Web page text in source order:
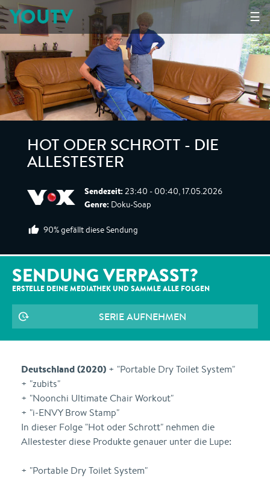
☰
YOUTV
HOT ODER SCHROTT - DIE
ALLESTESTER
Sendezeit: 23:40 - 00:40, 17.05.2026
Genre: Doku-Soap
90% gefällt diese Sendung
SENDUNG VERPASST?
ERSTELLE DEINE MEDIATHEK UND SAMMLE ALLE FOLGEN
SERIE AUFNEHMEN
Deutschland (2020) + "Portable Dry Toilet System"
+ "zubits"
+ "Noonchi Ultimate Chair Workout"
+ "i-ENVY Brow Stamp"
In dieser Folge "Hot oder Schrott" nehmen die
Allestester diese Produkte genauer unter die Lupe:
+ "Portable Dry Toilet System"